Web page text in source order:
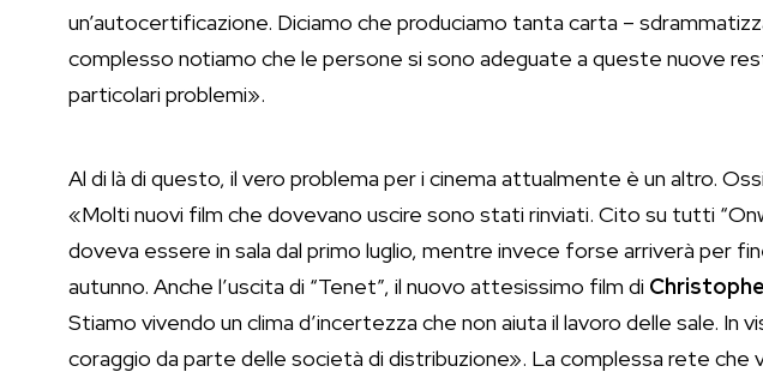
un’autocertificazione. Diciamo che produciamo tanta carta –
complesso notiamo che le persone si sono adeguate a queste nuove
particolari problemi».
Al di là di questo, il vero problema per i cinema attualmente è un altro.
«Molti nuovi film che dovevano uscire sono stati rinviati. Cito su tutti
doveva essere in sala dal primo luglio, mentre invece forse arriverà per
autunno. Anche l’uscita di “Tenet”, il nuovo attesissimo film di
Stiamo vivendo un clima d’incertezza che non aiuta il lavoro delle sale. In
coraggio da parte delle società di distribuzione». La complessa rete che